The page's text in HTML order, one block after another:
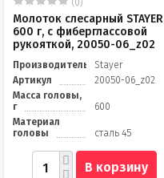
(0)
Молоток слесарный STAYER
600 г, с фиберглассовой
рукояткой, 20050-06_z02
Производитель
Stayer
Артикул
20050-06_z02
Масса головы,
г
600
Материал
головы
сталь 45
В корзину